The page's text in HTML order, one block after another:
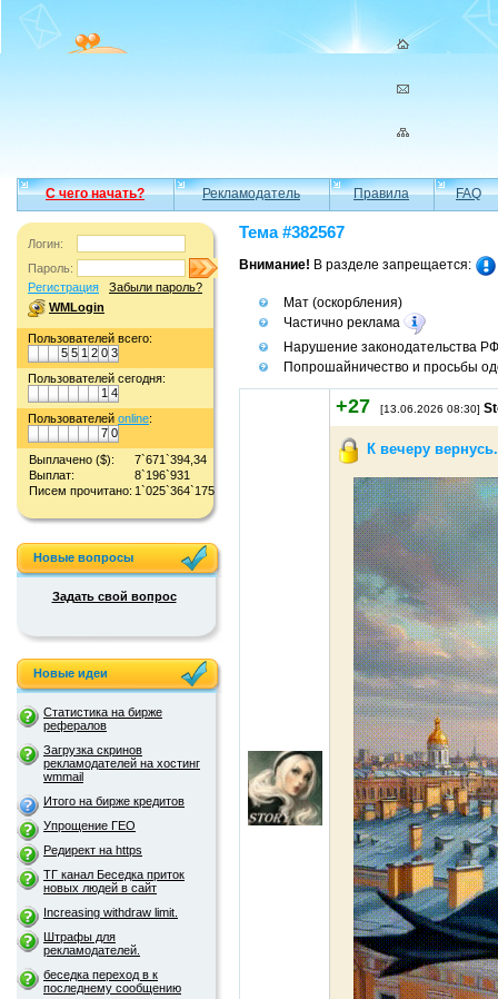
С чего начать? Рекламодатель Правила FAQ
Логин:
Пароль:
Регистрация
Забыли пароль?
WMLogin
Пользователей всего:
5 5 1 2 0 3
Пользователей сегодня:
1 4
Пользователей online:
7 0
Выплачено ($):
7`671`394,34
Выплат:
8`196`931
Писем прочитано: 1`025`364`175
Новые вопросы
Задать свой вопрос
Новые идеи
Статистика на бирже
рефералов
Загрузка скринов
рекламодателей на хостинг
wmmail
Итого на бирже кредитов
Упрощение ГЕО
Редирект на https
ТГ канал Беседка приток
новых людей в сайт
Increasing withdraw limit.
Штрафы для
рекламодателей.
беседка переход в к
последнему сообщению
Тема #382567
Внимание! В разделе запрещается:
Мат (оскорбления)
Частично реклама
Нарушение законодательства РФ
Попрошайничество и просьбы
+27 [13.06.2026 08:30]
К вечеру